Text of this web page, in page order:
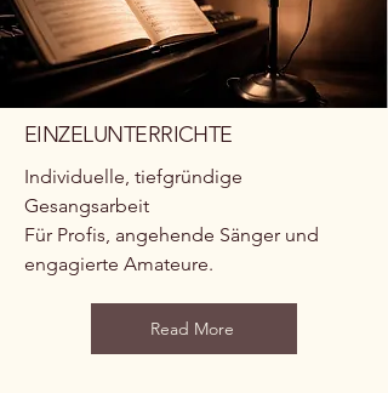
EINZELUNTERRICHTE
Individuelle, tiefgründige
Gesangsarbeit
Für Profis, angehende Sänger und
engagierte Amateure.
Read More